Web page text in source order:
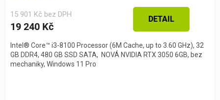
15 901 Kč bez DPH
19 240 Kč
DETAIL
Intel® Core™ i3-8100 Processor (6M Cache, up to 3.60 GHz), 32
GB DDR4, 480 GB SSD SATA, NOVÁ NVIDIA RTX 3050 6GB, bez
mechaniky, Windows 11 Pro